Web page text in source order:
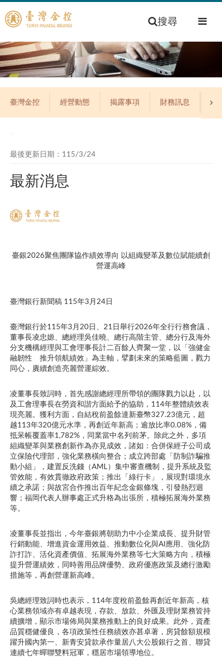
搜尋
臺灣金控 經營動態 揭露事項 財務訊息 公
最後更新日期：115/3/24
最新消息
臺銀2026聚焦團隊協作績效導向 以組織變革及數位賦能續創
營運高峰
臺灣銀行新聞稿 115年3月24日
臺灣銀行於115年3月20日、21日舉行2026年全行行務會議，
董事長凌忠嫄、總經理吳佳曉、總行高階主管、總分行及海外
分支機構經理與工會理事長計二百餘人齊聚一堂，以「強健金
融韌性 推升領航績效」為主軸，擘劃未來的策略藍圖，戮力
同心，賡續創造亮麗營運綜效。
凌董事長致詞時，首先感謝總經理所帶領的團隊戮力以赴，以
及工會理事長在勞資和諧方面給予的協助，114年整體績效表
現亮麗。獲利方面，自結稅前盈餘達新臺幣327.23億元，超
越113年320億元水準，再創近年新高；逾放比率0.08%，備
抵呆帳覆蓋率1,782%，同業當中名列前茅。除此之外，多項
組織變革與業務創新作為亦見成效，諸如：合併保經子公司成
立保險代理部，強化業務橫向整合；成立跨部處「防制詐騙推
動小組」，建置反洗錢（AML）集中審查機制，提升系統及監
管效能，有效貫徹政府政策；推出「綠行卡」，展現對環境永
續之承諾；與故宮合作推出百年紀念金銀條塊，引發熱烈迴
響；福岡代表人辦事處正式升格為出張所，積極拓展海外業務
等。
凌董事長並指出，今年臺銀將朝助力中小企業成長、提升財管
行銷動能、增進資金運用效益、推動數位化與AI應用、強化防
詐打詐、活化資產價值、拓展海外業務等七大策略方向，積極
提升營運績效，同時善用品牌優勢、政府優惠政策及總行激勵
措施等，再創營運新高峰。
吳總經理致詞時也表示，114年度稅前盈餘再創近年新高，核
心業務領域亦有卓越表現，存款、放款、外匯及理財業務皆持
續擴增，顯示市場佈局與業務推動上的良好成果。此外，資產
品質穩健優良，各項政策性任務績效亦甚卓著，房貸餘額規模
躍升國內第一、新青安貸款承作量居八大公股銀行之首、聯貸
連續七年蟬聯雙料冠軍，穩居市場領導地位。